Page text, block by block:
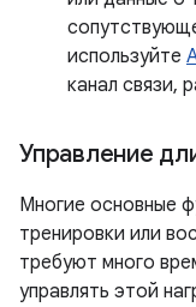
используйте
канал связи,
Управление
Многие основные
тренировки или
требуют много
управлять этой